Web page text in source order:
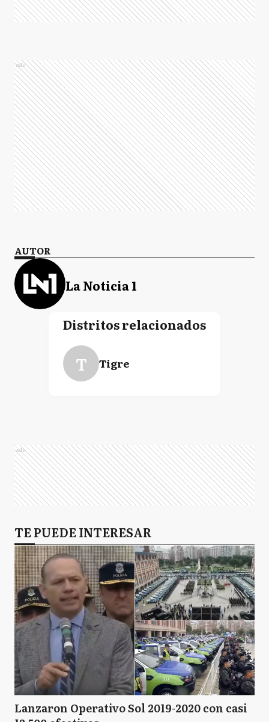
Ads
AUTOR
La Noticia 1
Distritos relacionados
T Tigre
Ads
TE PUEDE INTERESAR
Lanzaron Operativo Sol 2019-2020 con casi